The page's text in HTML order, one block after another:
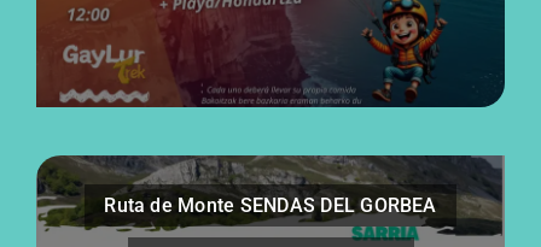
Ruta de Monte SENDAS DEL GORBEA